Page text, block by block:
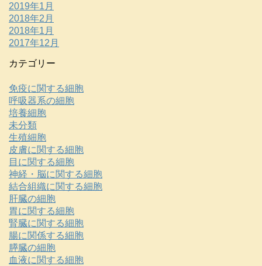
2019年1月
2018年2月
2018年1月
2017年12月
カテゴリー
免疫に関する細胞
呼吸器系の細胞
培養細胞
未分類
生殖細胞
皮膚に関する細胞
目に関する細胞
神経・脳に関する細胞
結合組織に関する細胞
肝臓の細胞
胃に関する細胞
腎臓に関する細胞
腸に関係する細胞
膵臓の細胞
血液に関する細胞